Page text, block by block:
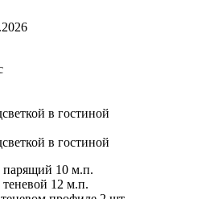
в гостиной
в гостиной
парящий 10 м.п.
12 м.п.